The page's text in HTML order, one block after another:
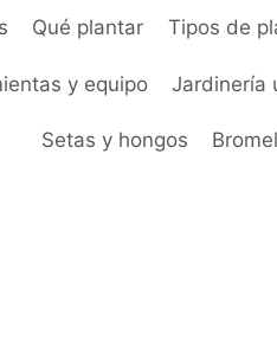
Qué plantar Tipos de
y equipo Jardinería
Setas y hongos